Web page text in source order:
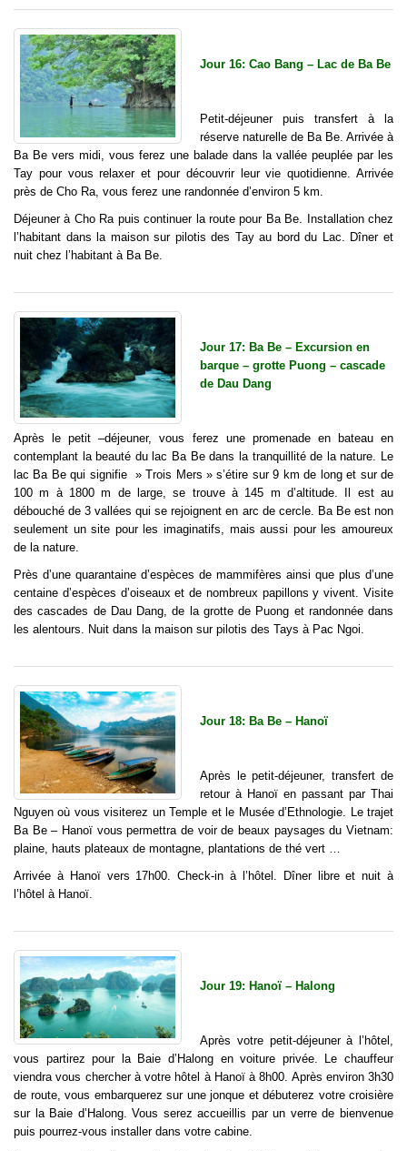
Jour 16: Cao Bang – Lac de Ba Be
Petit-déjeuner puis transfert à la
réserve naturelle de Ba Be. Arrivée à
Ba Be vers midi, vous ferez une balade dans la vallée peuplée par les
Tay pour vous relaxer et pour découvrir leur vie quotidienne. Arrivée
près de Cho Ra, vous ferez une randonnée d’environ 5 km.
Déjeuner à Cho Ra puis continuer la route pour Ba Be. Installation chez
l’habitant dans la maison sur pilotis des Tay au bord du Lac. Dîner et
nuit chez l’habitant à Ba Be.
Jour 17: Ba Be – Excursion en
barque – grotte Puong – cascade
de Dau Dang
Après le petit –déjeuner, vous ferez une promenade en bateau en
contemplant la beauté du lac Ba Be dans la tranquillité de la nature. Le
lac Ba Be qui signifie » Trois Mers » s’étire sur 9 km de long et sur de
100 m à 1800 m de large, se trouve à 145 m d’altitude. Il est au
débouché de 3 vallées qui se rejoignent en arc de cercle. Ba Be est non
seulement un site pour les imaginatifs, mais aussi pour les amoureux
de la nature.
Près d’une quarantaine d’espèces de mammifères ainsi que plus d’une
centaine d’espèces d’oiseaux et de nombreux papillons y vivent. Visite
des cascades de Dau Dang, de la grotte de Puong et randonnée dans
les alentours. Nuit dans la maison sur pilotis des Tays à Pac Ngoi.
Jour 18: Ba Be – Hanoï
Après le petit-déjeuner, transfert de
retour à Hanoï en passant par Thai
Nguyen où vous visiterez un Temple et le Musée d’Ethnologie. Le trajet
Ba Be – Hanoï vous permettra de voir de beaux paysages du Vietnam:
plaine, hauts plateaux de montagne, plantations de thé vert …
Arrivée à Hanoï vers 17h00. Check-in à l’hôtel. Dîner libre et nuit à
l’hôtel à Hanoï.
Jour 19: Hanoï – Halong
Après votre petit-déjeuner à l’hôtel,
vous partirez pour la Baie d’Halong en voiture privée. Le chauffeur
viendra vous chercher à votre hôtel à Hanoï à 8h00. Après environ 3h30
de route, vous embarquerez sur une jonque et débuterez votre croisière
sur la Baie d’Halong. Vous serez accueillis par un verre de bienvenue
puis pourrez-vous installer dans votre cabine.